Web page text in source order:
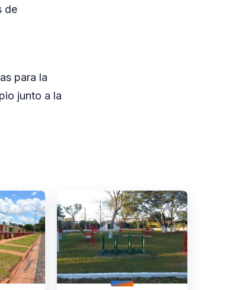
de
para la
junto a la